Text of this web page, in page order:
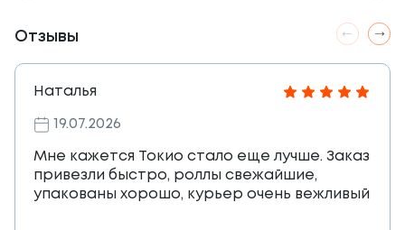
Отзывы
Наталья
19.07.2026
Мне кажется Токио стало еще лучше. Заказ
привезли быстро, роллы свежайшие,
упакованы хорошо, курьер очень вежливый